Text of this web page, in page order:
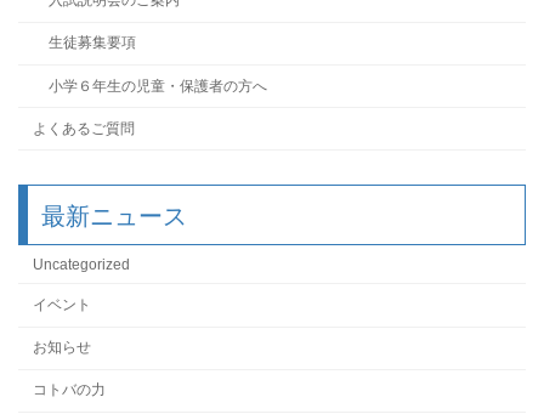
生徒募集要項
小学６年生の児童・保護者の方へ
よくあるご質問
最新ニュース
Uncategorized
イベント
お知らせ
コトバの力